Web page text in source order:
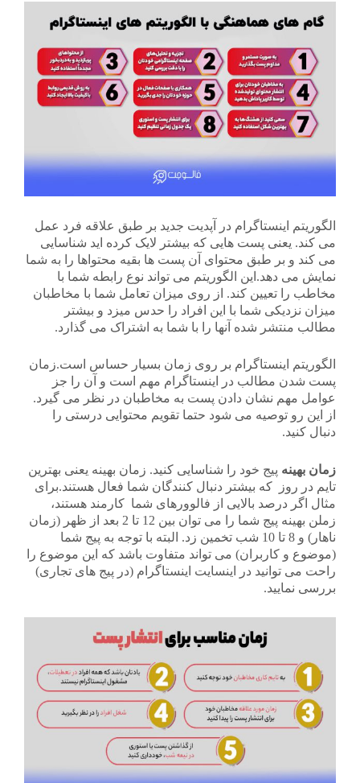
الگوریتم اینستاگرام در آپدیت جدید بر طبق علاقه فرد عمل
می کند. یعنی پست هایی که بیشتر لایک کرده اید شناسایی
می کند و بر طبق محتوای آن پست ها بقیه محتواها را به شما
نمایش می دهد.این الگوریتم می تواند نوع رابطه شما با
مخاطب را تعیین کند. از روی میزان تعامل شما با مخاطبان
میزان نزدیکی شما با این افراد را حدس میزد و بیشتر
مطالب منتشر شده آنها را با شما به اشتراک می گذارد.
الگوریتم اینستاگرام بر روی زمان بسیار حساس است.زمان
پست شدن مطالب در اینستاگرام مهم است و آن را جز
عوامل مهم نشان دادن پست به مخاطبان در نظر می گیرد.
از این رو توصیه می شود حتما تقویم محتوایی درستی را
دنبال کنید.
زمان بهینه پیج خود را شناسایی کنید. زمان بهینه یعنی بهترین
تایم در روز که بیشتر دنبال کنندگان شما فعال هستند.برای
مثال اگر درصد بالایی از فالوورهای شما کارمند هستند،
زملن بهینه پیج شما را می توان بین 12 تا 2 بعد از ظهر (زمان
ناهار) و 8 تا 10 شب تخمین زد. البته با توجه به پیج شما
(موضوع و کاربران) می تواند متفاوت باشد که این موضوع را
راحت می توانید در اینسایت اینستاگرام (در پیج های تجاری)
بررسی نمایید.